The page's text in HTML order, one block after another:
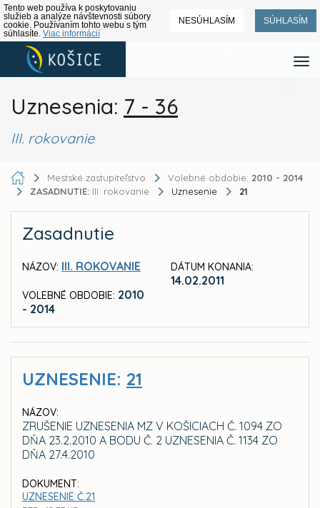
Tento web používa k poskytovaniu
služieb a analýze návštevnosti súbory
cookie. Používaním tohto webu s tým
súhlasíte. Viac informácií
NESÚHLASÍM SÚHLASÍM
Uznesenia: 7 - 36
III. rokovanie
Mestské zastupiteľstvo Volebné obdobie: 2010 - 2014
ZASADNUTIE: III. rokovanie Uznesenie 21
Zasadnutie
NÁZOV: III. ROKOVANIE
VOLEBNÉ OBDOBIE: 2010
- 2014
DÁTUM KONANIA:
14.02.2011
UZNESENIE: 21
NÁZOV:
ZRUŠENIE UZNESENIA MZ V KOŠICIACH Č. 1094 ZO
DŇA 23.2.2010 A BODU Č. 2 UZNESENIA Č. 1134 ZO
DŇA 27.4.2010
DOKUMENT:
UZNESENIE Č.21